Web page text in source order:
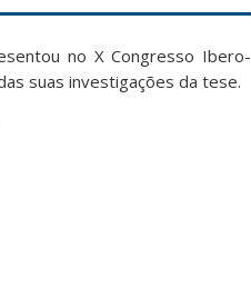
no X Congresso Ibero-
suas investigações da tese.